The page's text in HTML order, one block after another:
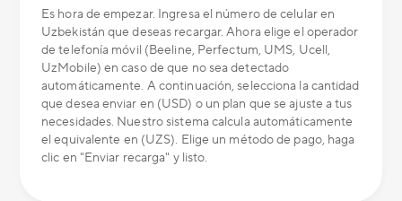
Es hora de empezar. Ingresa el número de celular en
Uzbekistán que deseas recargar. Ahora elige el operador
de telefonía móvil (Beeline, Perfectum, UMS, Ucell,
UzMobile) en caso de que no sea detectado
automáticamente. A continuación, selecciona la cantidad
que desea enviar en (USD) o un plan que se ajuste a tus
necesidades. Nuestro sistema calcula automáticamente
el equivalente en (UZS). Elige un método de pago, haga
clic en "Enviar recarga" y listo.